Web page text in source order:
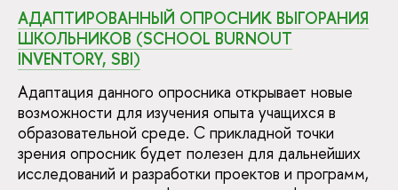
АДАПТИРОВАННЫЙ ОПРОСНИК ВЫГОРАНИЯ
ШКОЛЬНИКОВ (SCHOOL BURNOUT
INVENTORY, SBI)
Адаптация данного опросника открывает новые
возможности для изучения опыта учащихся в
образовательной среде. С прикладной точки
зрения опросник будет полезен для дальнейших
исследований и разработки проектов и программ,